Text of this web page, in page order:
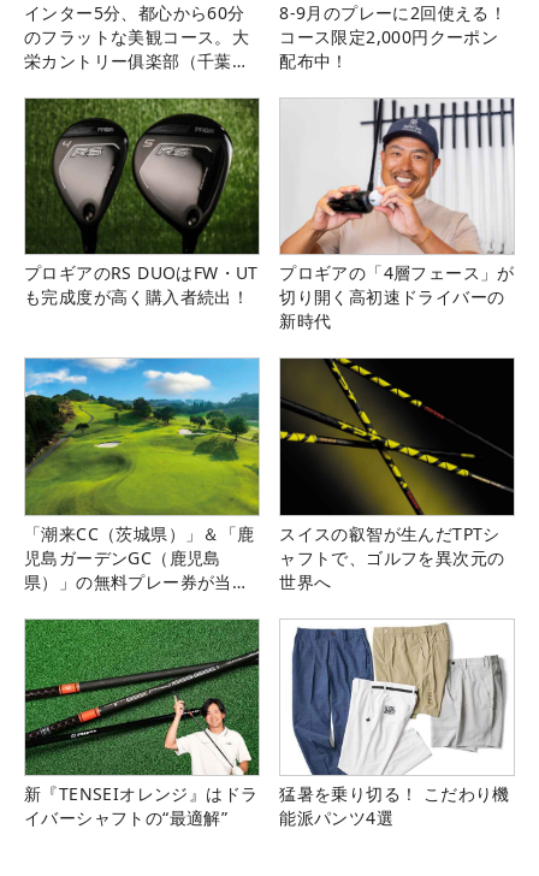
インター5分、都心から60分
のフラットな美観コース。大
栄カントリー俱楽部（千葉
8-9月のプレーに2回使える！
コース限定2,000円クーポン
配布中！
プロギアのRS DUOはFW・UT
も完成度が高く購入者続出！
プロギアの「4層フェース」が
切り開く高初速ドライバーの
新時代
「潮来CC（茨城県）」＆「鹿
児島ガーデンGC（鹿児島
県）」の無料プレー券が当た
スイスの叡智が生んだTPTシ
ャフトで、ゴルフを異次元の
世界へ
新『TENSEIオレンジ』はドラ
イバーシャフトの“最適解”
猛暑を乗り切る！ こだわり機
能派パンツ4選